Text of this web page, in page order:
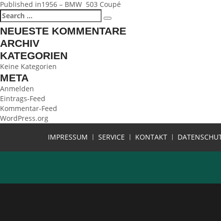
BEITRAGSNAVIGATION
Published in1956 – BMW 503 Coupé
Search
for:
Search
NEUESTE KOMMENTARE
ARCHIV
KATEGORIEN
Keine Kategorien
META
Anmelden
Eintrags-Feed
Kommentar-Feed
WordPress.org
IMPRESSUM
SERVICE KONTAKT